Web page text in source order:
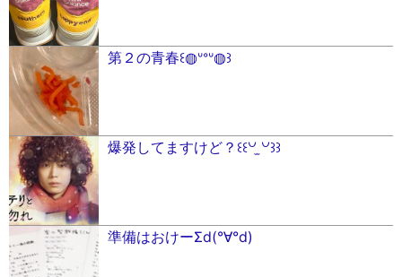
第２の青春꒰◍ᐡᐤᐡ◍꒱
爆発してますけど？꒰꒰꒡ ̫꒡꒱꒱
準備はおけーΣd(°∀°d)